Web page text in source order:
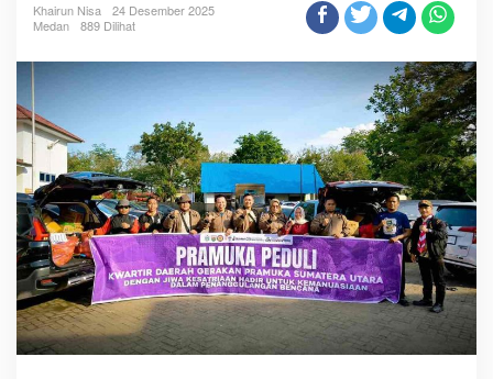
T
u
u
n
T
a
n
g
a
n
P
u
l
h
k
a
Khairun Nisa
24 Desember 2025
Medan
889 Dilihat